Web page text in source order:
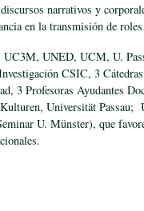
narrativos y
en la transmisión de roles
UNED, UCM, U.
CSIC, 3
3 Profesoras Ayudantes
Universität Passau;
U. Münster), que